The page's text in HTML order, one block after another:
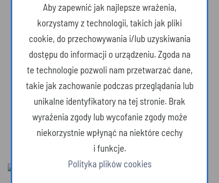
Dzika przyroda
Aby zapewnić jak najlepsze wrażenia,
korzystamy z technologii, takich jak pliki
cookie, do przechowywania i/lub uzyskiwania
dostępu do informacji o urządzeniu. Zgoda na
te technologie pozwoli nam przetwarzać dane,
takie jak zachowanie podczas przeglądania lub
unikalne identyfikatory na tej stronie. Brak
wyrażenia zgody lub wycofanie zgody może
niekorzystnie wpłynąć na niektóre cechy
i funkcje.
Polityka plików cookies